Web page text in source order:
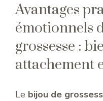
Avantages
émotionnels
grossesse :
attachement
Le bijou de